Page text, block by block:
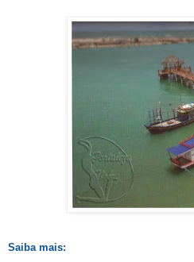
Saiba mais: